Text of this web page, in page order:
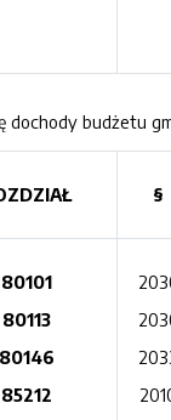
dochody budżetu
§
80101
80113
80146
85212